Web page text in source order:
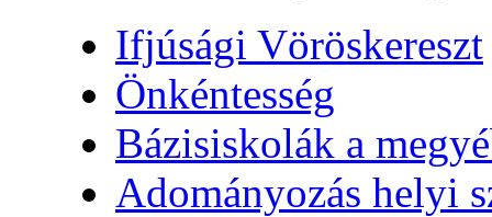
Ifjúsági Vöröskereszt
Önkéntesség
Bázisiskolák a
Adományozás helyi